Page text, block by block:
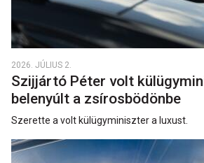
2026. JÚLIUS 2.
Szijjártó Péter volt
belenyúlt a zsírosbödönbe
Szerette a volt külügyminiszter a luxust.